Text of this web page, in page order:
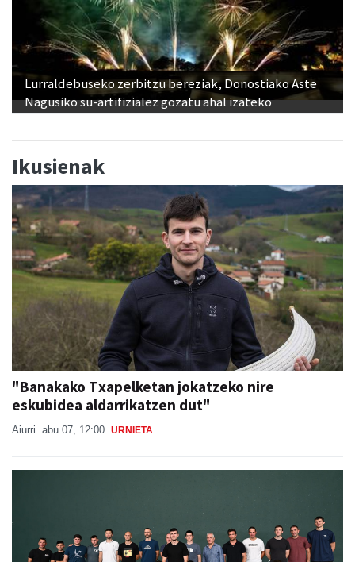
Lurraldebuseko zerbitzu bereziak, Donostiako Aste
Nagusiko su-artifizialez gozatu ahal izateko
"Banakako Txapelketan jokatzeko nire
eskubidea aldarrikatzen dut"
Aiurri abu 07, 12:00 URNIETA